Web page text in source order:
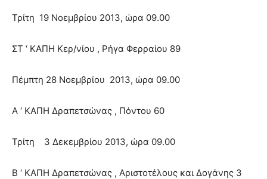
Τρίτη 19 Νοεμβρίου 2013, ώρα 09.00
ΣΤ ‘ ΚΑΠΗ Κερ/νίου , Ρήγα Φερραίου 89
Πέμπτη 28 Νοεμβρίου 2013, ώρα 09.00
Α ‘ ΚΑΠΗ Δραπετσώνας , Πόντου 60
Τρίτη 3 Δεκεμβρίου 2013, ώρα 09.00
Β ‘ ΚΑΠΗ Δραπετσώνας , Αριστοτέλους και Δογάνης 3